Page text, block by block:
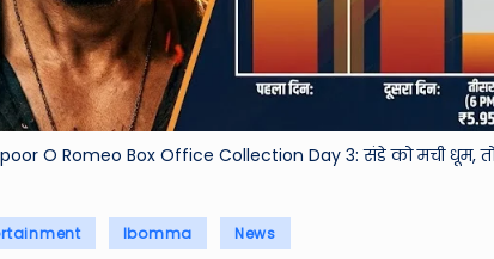
O Romeo Box Office Collection Day 3: संडे को मची धूम, तोड़े
Ibomma News